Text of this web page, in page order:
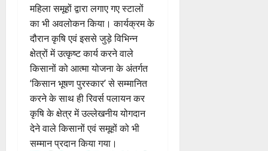
महिला समूहों द्वारा लगाए गए स्टालों
का भी अवलोकन किया। कार्यक्रम के
दौरान कृषि एवं इससे जुड़े विभिन्न
क्षेत्रों में उत्कृष्ट कार्य करने वाले
किसानों को आत्मा योजना के अंतर्गत
‘किसान भूषण पुरस्कार’ से सम्मानित
करने के साथ ही रिवर्स पलायन कर
कृषि के क्षेत्र में उल्लेखनीय योगदान
देने वाले किसानों एवं समूहों को भी
सम्मान प्रदान किया गया।